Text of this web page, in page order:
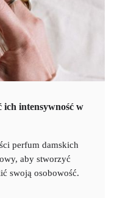
intensywność w
perfum damskich
aby stworzyć
swoją osobowość.